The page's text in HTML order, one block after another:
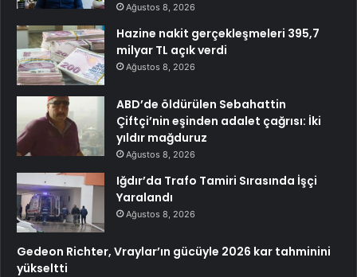
Ağustos 8, 2026
Hazine nakit gerçekleşmeleri 395,7
milyar TL açık verdi
Ağustos 8, 2026
ABD’de öldürülen Sebahattin
Çiftçi’nin eşinden adalet çağrısı: İki
yıldır mağduruz
Ağustos 8, 2026
Iğdır’da Trafo Tamiri Sırasında İşçi
Yaralandı
Ağustos 8, 2026
Gedeon Richter, Vraylar’ın gücüyle 2026 kar tahminini
yükseltti